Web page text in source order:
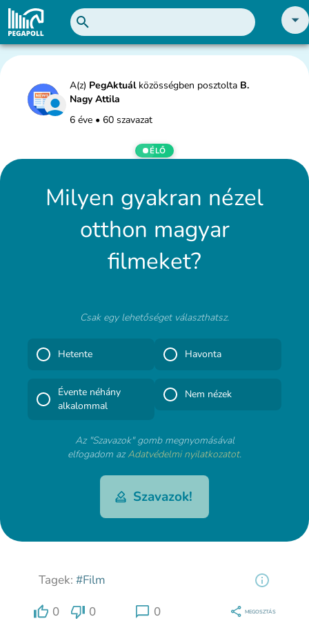
A(z) PegAktuálközösségben posztolta B.
Nagy Attila
6 éve • 60 szavazat
ÉLŐ
Milyen gyakran nézel
otthon magyar
filmeket?
Csak egy lehetőséget választhatsz.
Hetente
Évente néhány
alkalommal
Havonta
Nem nézek
Az "Szavazok" gomb megnyomásával
elfogadom azAdatvédelmi nyilatkozatot.
Szavazok!
Tagek: #Film
0 0 0 MEGOSZTÁS